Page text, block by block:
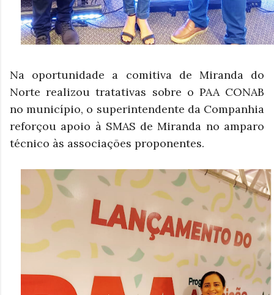
Na oportunidade a comitiva de Miranda do
Norte realizou tratativas sobre o PAA CONAB
no município, o superintendente da Companhia
reforçou apoio à SMAS de Miranda no amparo
técnico às associações proponentes.